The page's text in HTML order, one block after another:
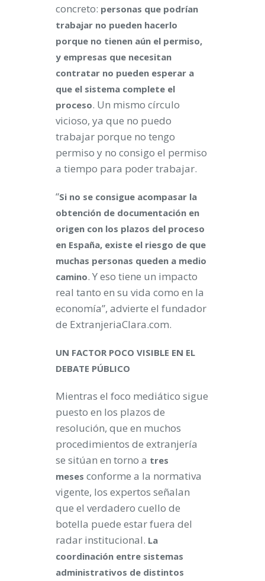
concreto: personas que podrían
trabajar no pueden hacerlo
porque no tienen aún el permiso,
y empresas que necesitan
contratar no pueden esperar a
que el sistema complete el
proceso. Un mismo círculo
vicioso, ya que no puedo
trabajar porque no tengo
permiso y no consigo el permiso
a tiempo para poder trabajar.
“Si no se consigue acompasar la
obtención de documentación en
origen con los plazos del proceso
en España, existe el riesgo de que
muchas personas queden a medio
camino. Y eso tiene un impacto
real tanto en su vida como en la
economía”, advierte el fundador
de ExtranjeriaClara.com.
UN FACTOR POCO VISIBLE EN EL
DEBATE PÚBLICO
Mientras el foco mediático sigue
puesto en los plazos de
resolución, que en muchos
procedimientos de extranjería
se sitúan en torno a tres
meses conforme a la normativa
vigente, los expertos señalan
que el verdadero cuello de
botella puede estar fuera del
radar institucional. La
coordinación entre sistemas
administrativos de distintos